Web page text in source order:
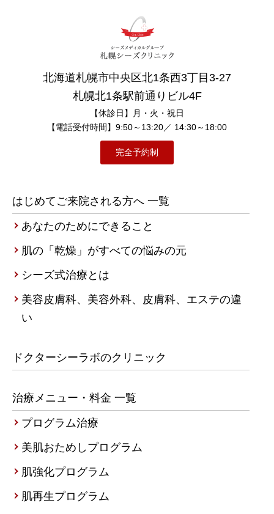
北海道札幌市中央区北1条西3丁目3-27
札幌北1条駅前通りビル4F
【休診日】月・火・祝日
【電話受付時間】9:50～13:20／ 14:30～18:00
完全予約制
はじめてご来院される方へ 一覧
あなたのためにできること
肌の「乾燥」がすべての悩みの元
シーズ式治療とは
美容皮膚科、美容外科、皮膚科、エステの違
い
ドクターシーラボのクリニック
治療メニュー・料金 一覧
プログラム治療
美肌おためしプログラム
肌強化プログラム
肌再生プログラム